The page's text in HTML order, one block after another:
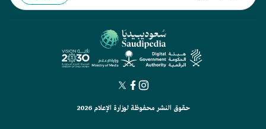
حقوق النشر محفوظة لوزارة الإعلام 2026